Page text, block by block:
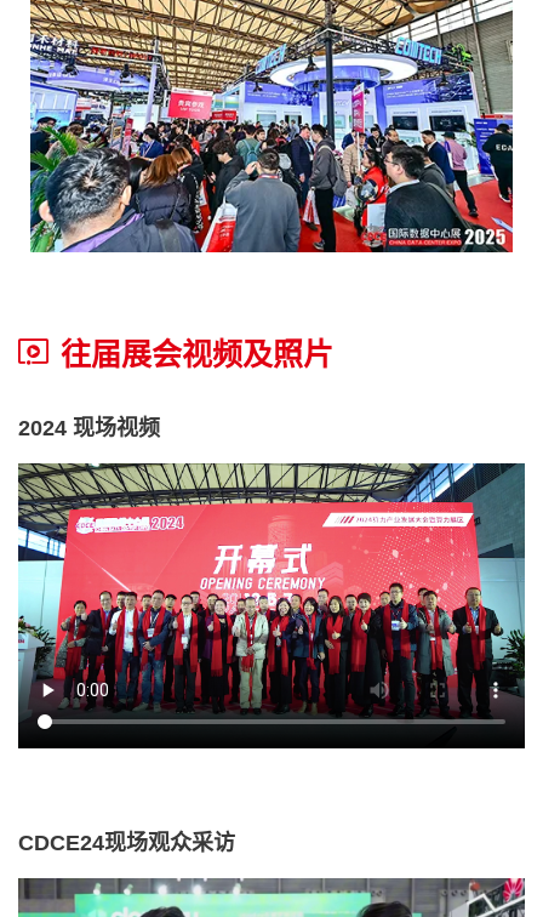
往届展会视频及照片
2024 现场视频
CDCE24现场观众采访